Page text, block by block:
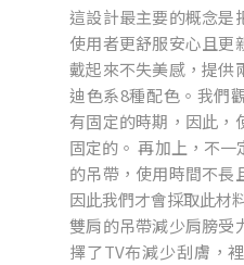
這設計最主要的概念是
使用者更舒服安心且更
戴起來不失美感，提供
迪色系8種配色。我們
有固定的時期，因此，
固定的。 再加上，不
的吊帶，使用時間不長
因此我們才會採取此材
雙肩的吊帶減少肩膀受
擇了TV布減少刮膚，